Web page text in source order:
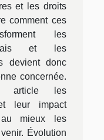
et les droits
comment ces
les
et les
devient donc
concernée.
article les
leur impact
mieux les
Évolution